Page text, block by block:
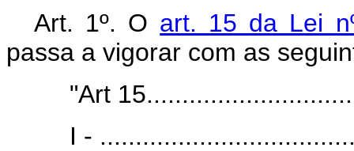
Art. 1º. O art. 15 da Lei
passa a vigorar com as
"Art
I -